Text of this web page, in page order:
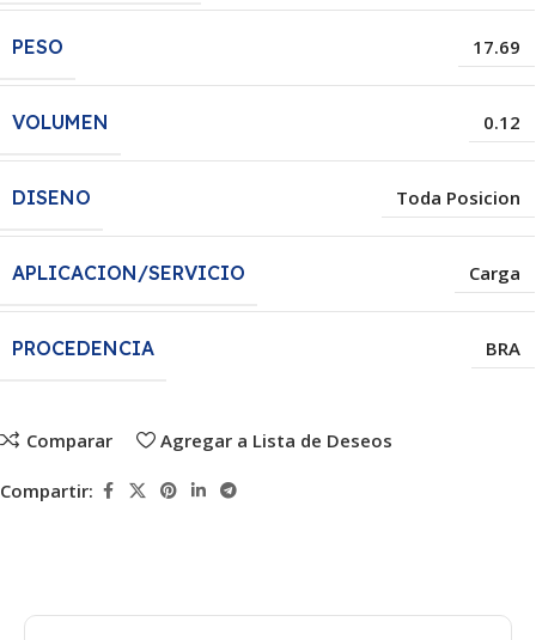
PESO 17.69
VOLUMEN 0.12
DISENO Toda Posicion
APLICACION/SERVICIO Carga
PROCEDENCIA BRA
Comparar Agregar a Lista de Deseos
Compartir: